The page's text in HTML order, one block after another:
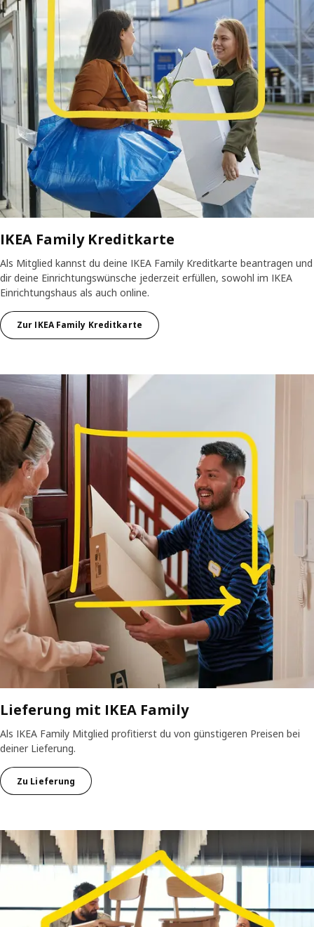
IKEA Family Kreditkarte
Als Mitglied kannst du deine IKEA Family Kreditkarte beantragen und
dir deine Einrichtungswünsche jederzeit erfüllen, sowohl im IKEA
Einrichtungshaus als auch online.
Zur IKEA Family Kreditkarte
Lieferung mit IKEA Family
Als IKEA Family Mitglied profitierst du von günstigeren Preisen bei
deiner Lieferung.
Zu Lieferung